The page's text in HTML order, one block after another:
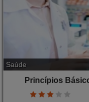
Saúde
Princípios